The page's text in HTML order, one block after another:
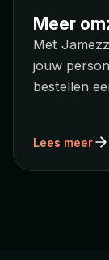
Meer
Met
jouw
bestellen
Lees meer